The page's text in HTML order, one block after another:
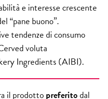
e interesse crescente
“pane buono”.
tendenze di consumo
voluta
Ingredients (AIBI).
il prodottopreferitodal